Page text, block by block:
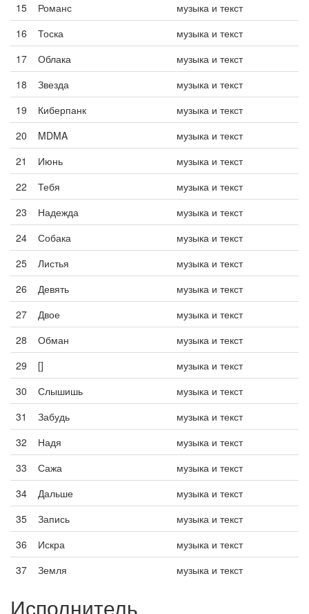
15
Романс
музыка и текст
16
Тоска
музыка и текст
17
Облака
музыка и текст
18
Звезда
музыка и текст
19
Киберпанк
музыка и текст
20
MDMA
музыка и текст
21
Июнь
музыка и текст
22
Тебя
музыка и текст
23
Надежда
музыка и текст
24
Собака
музыка и текст
25
Листья
музыка и текст
26
Девять
музыка и текст
27
Двое
музыка и текст
28
Обман
музыка и текст
29
[]
музыка и текст
30
Слышишь
музыка и текст
31
Забудь
музыка и текст
32
Надя
музыка и текст
33
Сажа
музыка и текст
34
Дальше
музыка и текст
35
Запись
музыка и текст
36
Искра
музыка и текст
37
Земля музыка и текст
Исполнитель